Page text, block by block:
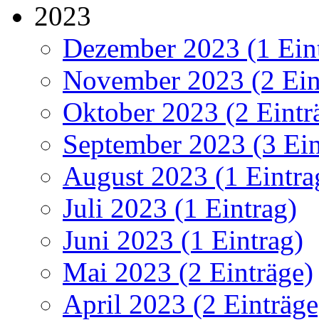
2023
Dezember 2023 (1
November 2023 (2
Oktober 2023 (2
September 2023 (3
August 2023 (1
Juli 2023 (1 Eintrag)
Juni 2023 (1 Eintrag)
Mai 2023 (2 Einträge)
April 2023 (2